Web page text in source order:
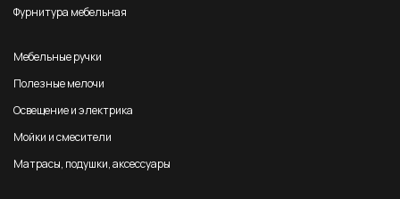
Фурнитура мебельная
Мебельные ручки
Полезные мелочи
Освещение и электрика
Мойки и смесители
Матрасы, подушки, аксессуары